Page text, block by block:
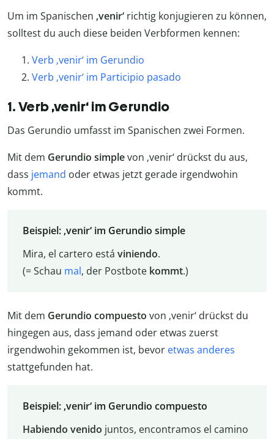
Um im Spanischen ‚venir‘ richtig konjugieren zu können,
solltest du auch diese beiden Verbformen kennen:
Verb ‚venir‘ im Gerundio
Verb ‚venir‘ im Participio pasado
1. Verb ‚venir‘ im Gerundio
Das Gerundio umfasst im Spanischen zwei Formen.
Mit dem Gerundio simplevon ‚venir‘ drückst du aus,
dass jemand oder etwas jetzt gerade irgendwohin
kommt.
Beispiel: ‚venir‘ im Gerundio simple
Mira, el cartero está viniendo.
(= Schau mal, der Postbote kommt.)
Mit dem Gerundio compuesto von ‚venir‘ drückst du
hingegen aus, dass jemand oder etwas zuerst
irgendwohin gekommen ist, bevor etwas anderes
stattgefunden hat.
Beispiel: ‚venir‘ im Gerundio compuesto
Habiendo venido juntos, encontramos el camino